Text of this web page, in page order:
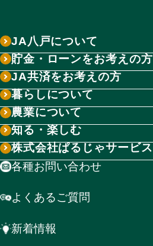
JA八戸について
貯金・ローンをお考えの方
JA共済をお考えの方
暮らしについて
農業について
知る・楽しむ
株式会社ぱるじゃサービス
各種お問い合わせ
よくあるご質問
新着情報